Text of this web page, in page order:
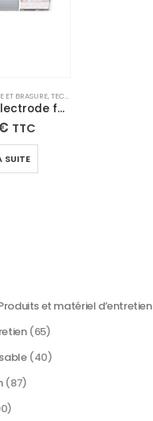
ET BRASURE,TECH N'FAST
SOUD’Fonte : Electrode fonte
TTC
SUITE
et matériel d’entretien
(65)
(40)
(87)